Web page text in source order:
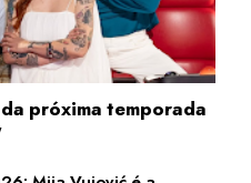
próxima temporada